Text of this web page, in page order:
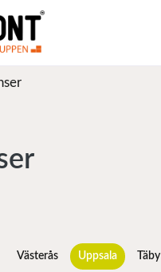
Västerås Uppsala Täby